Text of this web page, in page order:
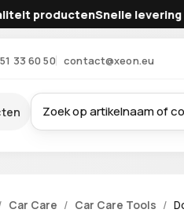
Snelle levering - Gratis
33 60 50 contact@xeon.eu
Car Care Car Care Tools